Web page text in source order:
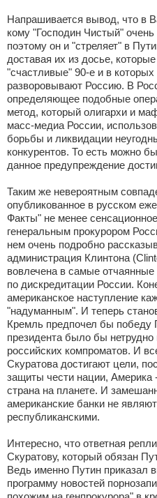
Напрашивается вывод, что в
кому "Господин Чистый"
поэтому он и "стреляет" в
доставая их из досье,
"счастливые" 90-е и в
разворовывают Россию. В
определяющее подобные
метод, который олигархи и
масс-медиа России,
борьбы и ликвидации
конкурентов. То есть можно
данное предупреждение
Таким же невероятным
опубликованное в русском
Факты" не менее
генеральным прокурором
нем очень подробно
администрация Клинтона
вовлечена в самые
по дискредитации России.
американское наступление
"надуманным". И теперь
Кремль предпочел бы победу
президента было бы
российских компроматов. И
Скуратова достигают цели,
защиты чести нации, Америка
страна на планете. И
американские банки не
республиканскими.
Интересно, что ответная
Скуратову, который обязан
Ведь именно Путин приказал
программу новостей